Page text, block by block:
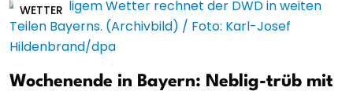
WETTER
Wochenende in Bayern: Neblig-trüb mit